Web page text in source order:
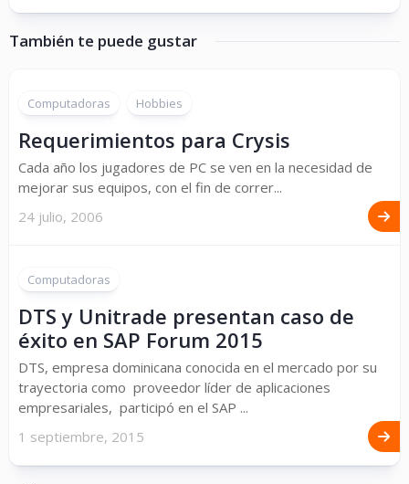
También te puede gustar
Computadoras Hobbies
Requerimientos para Crysis
Cada año los jugadores de PC se ven en la necesidad de
mejorar sus equipos, con el fin de correr...
24 julio, 2006
Computadoras
DTS y Unitrade presentan caso de
éxito en SAP Forum 2015
DTS, empresa dominicana conocida en el mercado por su
trayectoria como proveedor líder de aplicaciones
empresariales, participó en el SAP ...
1 septiembre, 2015